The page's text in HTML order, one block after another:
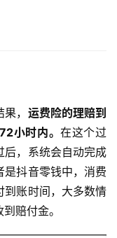
， 运费险的理赔到
小时内。在这个过
后，系统会自动完成
是抖音零钱中，消费
到账时间，大多数情
赔付金。